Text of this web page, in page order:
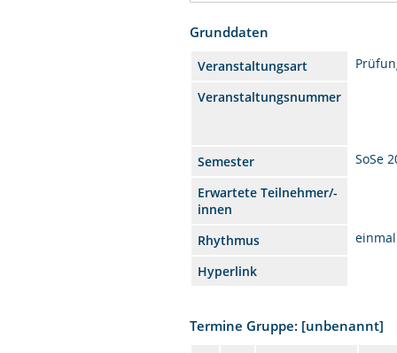
Grunddaten
Veranstaltungsart
Veranstaltungsnummer
Semester
SoSe
Erwartete Teilnehmer/-
innen
Rhythmus
Hyperlink
Termine Gruppe: [unbenannt]